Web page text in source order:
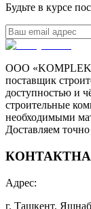
Будьте в курсе
ООО
поставщик
доступностью и
строительные
необходимыми
Доставляем
Адрес:
г. Ташкент,